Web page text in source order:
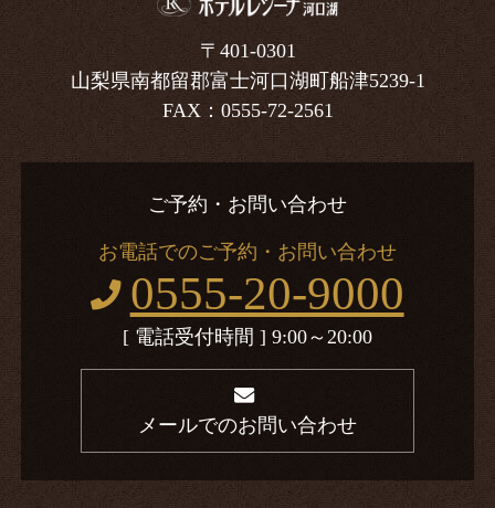
〒401-0301
山梨県南都留郡富士河口湖町船津5239-1
FAX：0555-72-2561
ご予約・お問い合わせ
お電話でのご予約・お問い合わせ
0555-20-9000
[ 電話受付時間 ] 9:00～20:00
メールでのお問い合わせ